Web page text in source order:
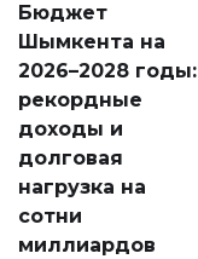
народу
Венесуэлы.
Бюджет
Шымкента на
2026–2028 годы:
рекордные
доходы и
долговая
нагрузка на
сотни
миллиардов